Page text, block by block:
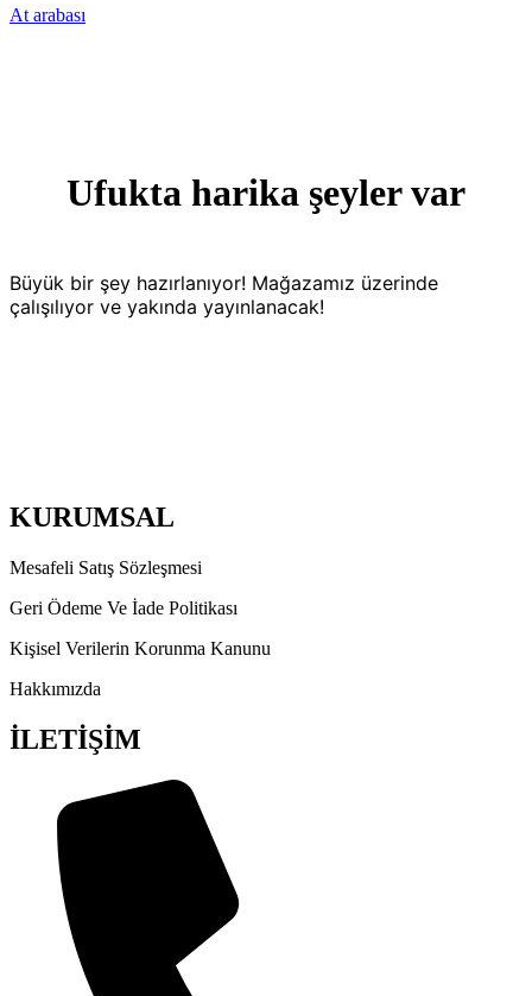
At arabası
Ufukta harika şeyler var
Büyük bir şey hazırlanıyor! Mağazamız üzerinde
çalışılıyor ve yakında yayınlanacak!
KURUMSAL
Mesafeli Satış Sözleşmesi
Geri Ödeme Ve İade Politikası
Kişisel Verilerin Korunma Kanunu
Hakkımızda
İLETİŞİM